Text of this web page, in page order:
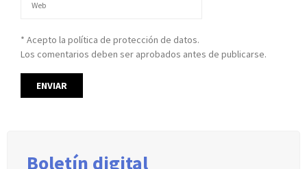
* Acepto la política de protección de datos.
Los comentarios deben ser aprobados antes de publicarse.
Boletín digital